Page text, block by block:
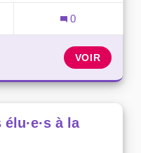
0
VOIR
à la